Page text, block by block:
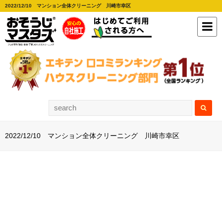
2022/12/10 マンション全体クリーニング 川崎市幸区
2022/12/10 マンション全体クリーニング 川崎市幸区